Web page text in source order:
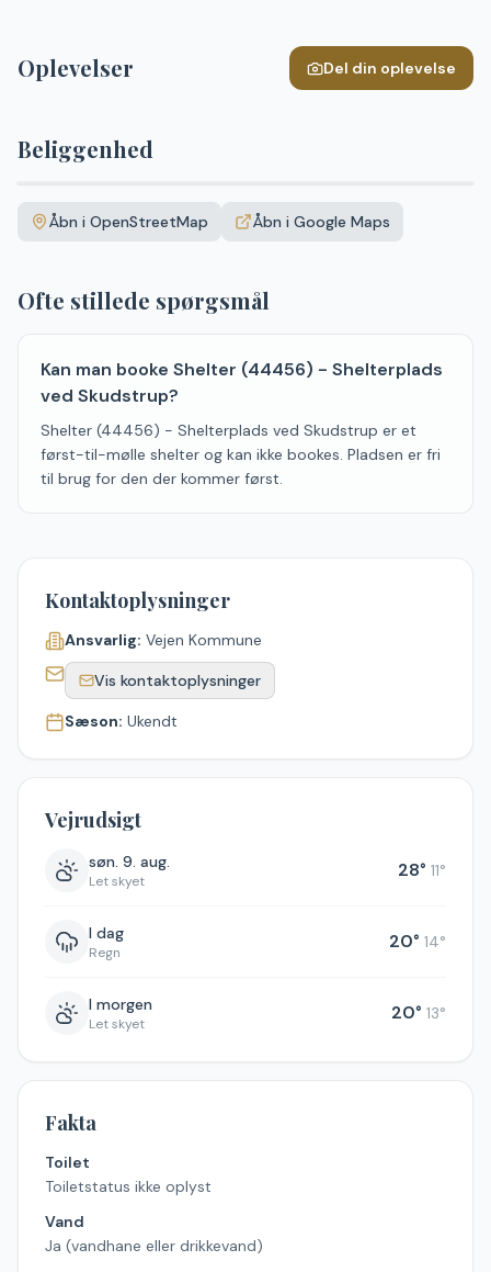
Oplevelser Del din oplevelse
Beliggenhed
+Åbn i OpenStreetMap Åbn i Google Maps
Ofte stillede spørgsmål
Kan man booke Shelter (44456) - Shelterplads
ved Skudstrup?
Shelter (44456) - Shelterplads ved Skudstrup er et
først-til-mølle shelter og kan ikke bookes. Pladsen er fri
til brug for den der kommer først.
Kontaktoplysninger
Ansvarlig: Vejen Kommune
Vis kontaktoplysninger
Sæson: Ukendt
Vejrudsigt
søn. 9. aug.
Let skyet 28° 11°
I dag
Regn 20° 14°
I morgen
Let skyet 20° 13°
Fakta
Toilet
Toiletstatus ikke oplyst
Vand
Ja (vandhane eller drikkevand)